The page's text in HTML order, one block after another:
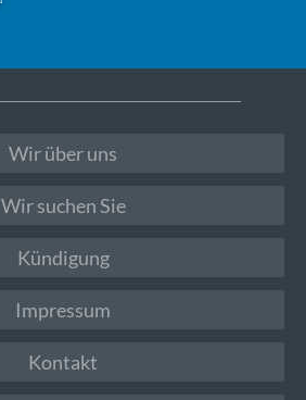
Wir über uns
Wir suchen Sie
Kündigung
Impressum
Kontakt